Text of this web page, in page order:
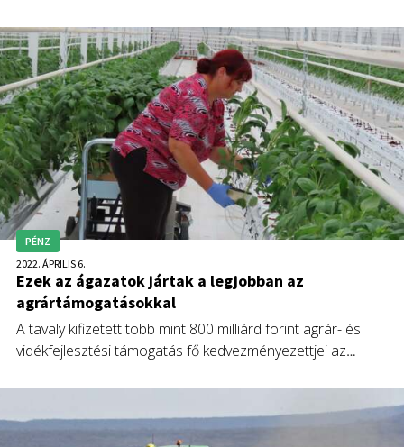
PÉNZ
2022. ÁPRILIS 6.
Ezek az ágazatok jártak a legjobban az
agrártámogatásokkal
A tavaly kifizetett több mint 800 milliárd forint agrár- és
vidékfejlesztési támogatás fő kedvezményezettjei az
állattartókat – ahogyan már 2020-ban is – az uniós
támogatásnál nagyobb összegű nemzeti forrással kellett